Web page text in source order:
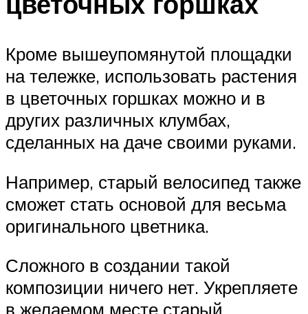
Кроме вышеупомянутой площадки
на тележке, использовать растения
в цветочных горшках можно и в
других различных клумбах,
сделанных на даче своими руками.
Например, старый велосипед также
сможет стать основой для весьма
оригинального цветника.
Сложного в создании такой
композиции ничего нет. Укрепляете
в желаемом месте старый